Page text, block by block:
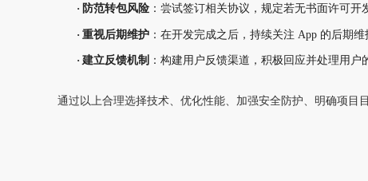
· 防范转包风险 ：尝试签订相关协议，规定若无书面许可
· 重视后期维护 ：在开发完成之后，持续关注 App 的后期维
· 建立反馈机制 ：构建用户反馈渠道，积极回应并处理用户
通过以上合理选择技术、优化性能、加强安全防护、明确项